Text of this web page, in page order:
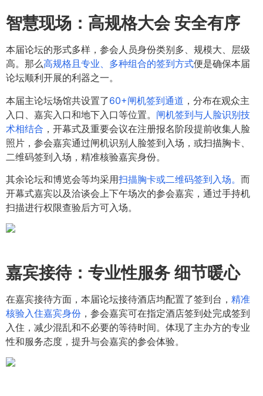
智慧现场： 高规格大会 安全有序
本届论坛的形式多样，参会人员身份类别多、规模大、层级
高。那么高规格且专业、多种组合的签到方式便是确保本届
论坛顺利开展的利器之一。
本届主论坛场馆共设置了60+闸机签到通道 ，分布在观众主
入口、嘉宾入口和地下入口等位置。 闸机签到与人脸识别技
术相结合 ，开幕式及重要会议在注册报名阶段提前收集人脸
照片，参会嘉宾通过闸机识别人脸签到入场，或扫描胸卡、
二维码签到入场，精准核验嘉宾身份。
其余论坛和博览会等均采用扫描胸卡或二维码签到入场。 而
开幕式嘉宾以及洽谈会上下午场次的参会嘉宾，通过手持机
扫描进行权限查验后方可入场。
嘉宾接待： 专业性服务 细节暖心
在嘉宾接待方面，本届论坛接待酒店均配置了签到台， 精准
核验入住嘉宾身份 ，参会嘉宾可在指定酒店签到处完成签到
入住，减少混乱和不必要的等待时间。体现了主办方的专业
性和服务态度，提升与会嘉宾的参会体验。